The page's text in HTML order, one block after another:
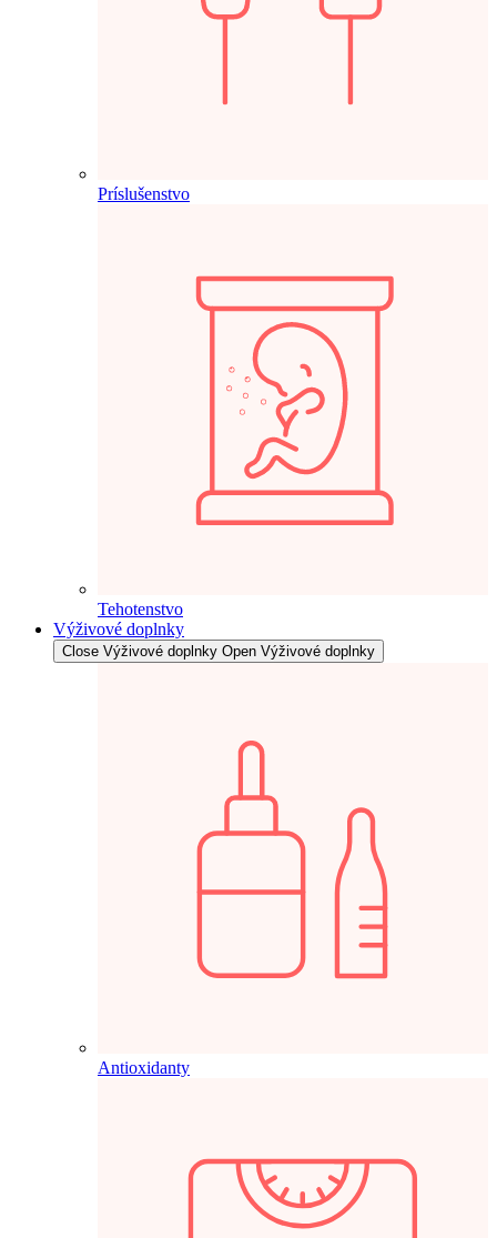
Príslušenstvo
Tehotenstvo
Výživové doplnky
Close Výživové doplnky Open Výživové doplnky
Antioxidanty